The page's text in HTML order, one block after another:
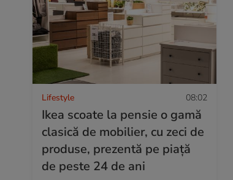
Lifestyle 08:02
Ikea scoate la pensie o gamă
clasică de mobilier, cu zeci de
produse, prezentă pe piață
de peste 24 de ani